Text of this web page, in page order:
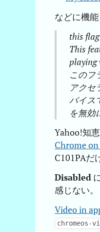
などに機能
this
This
playing
このフ
アクセ
バイス
を無効
Yahoo!知
Chrome on
C101PAだ
Disabled
感じない。
Video in
chromeos-